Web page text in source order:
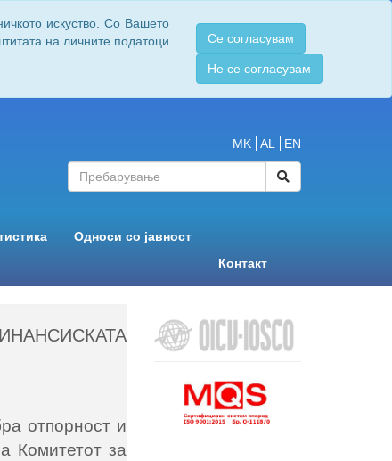
искуство. Со Вашето
на личните податоци
Се согласувам
Не се согласувам
MK AL EN
Односи со јавност
Контакт
отпорност и
Комитетот за